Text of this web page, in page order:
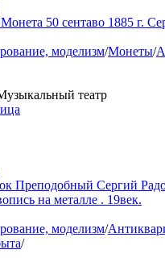
50 сентаво 1885 г.
моделизм/Монеты/
театр
Преподобный Сергий
на металле . 19век.
моделизм/
/